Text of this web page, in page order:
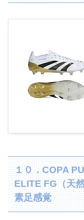
１０．COPA
ELITE FG（天
素足感覚